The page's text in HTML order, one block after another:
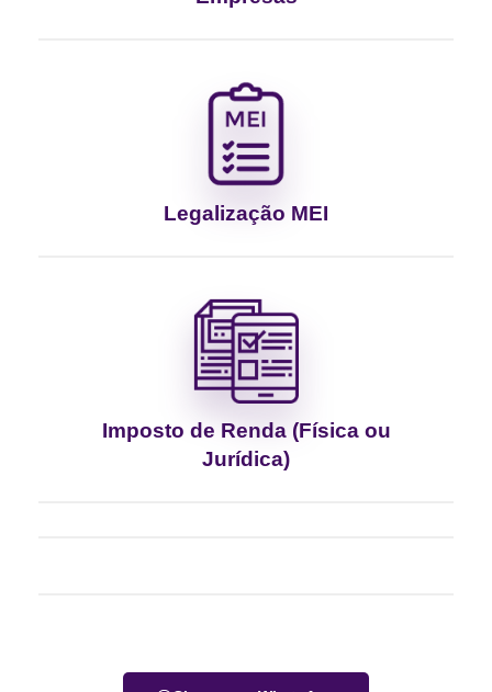
Legalização MEI
Imposto de Renda (Física ou
Jurídica)